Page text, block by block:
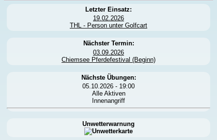
Letzter Einsatz:
19.02.2026
THL - Person unter Golfcart
Nächster Termin:
03.09.2026
Chiemsee Pferdefestival (Beginn)
Nächste Übungen:
05.10.2026 - 19:00
Alle Aktiven
Innenangriff
Unwetterwarnung